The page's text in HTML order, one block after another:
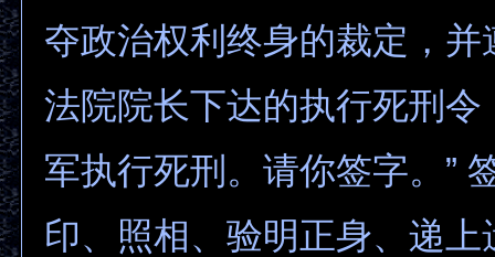
夺政治权利终身的裁定，并
法院院长下达的执行死刑令
军执行死刑。请你签字。”
印、照相、验明正身、递